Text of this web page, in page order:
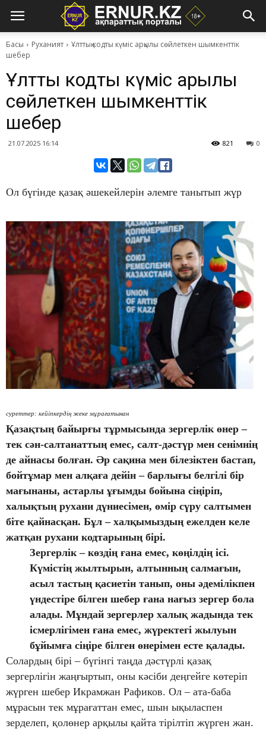
Басы Руханият
​Ұлттық кодты күміс арқылы сөйлеткен шымкенттік
шебер
​Ұлттық кодты күміс арқылы
сөйлеткен шымкенттік
шебер
21.07.2025 16:14 0
821
Ол бүгінде қазақ әшекейлерін әлемге танытып жүр
суреттер: кейіпкердің жеке мұрағатынан
Қазақтың байырғы тұрмысында зергерлік өнер –
тек сән-салтанаттың емес, салт-дәстүр мен сенімнің
де айнасы болған. Әр сақина мен білезіктен бастап,
бойтұмар мен алқаға дейін – барлығы белгілі бір
мағынаны, астарлы ұғымды бойына сіңіріп,
халықтың рухани дүниесімен, өмір сүру салтымен
біте қайнасқан. Бұл – халқымыздың ежелден келе
жатқан рухани кодтарының бірі.
Зергерлік – көздің ғана емес, көңілдің ісі.
Күмістің жылтырын, алтынның салмағын,
асыл тастың қасиетін танып, оны әдемілікпен
үндестіре білген шебер ғана нағыз зергер бола
алады. Мұндай зергерлер халық жадында тек
ісмерлігімен ғана емес, жүректегі жылуын
бұйымға сіңіре білген өнерімен есте қалады.
Солардың бірі – бүгінгі таңда дәстүрлі қазақ
зергерлігін жаңғыртып, оны кәсіби деңгейге көтеріп
жүрген шебер Икрамжан Рафиков. Ол – ата-баба
мұрасын тек мұрағаттан емес, шын ықыласпен
зерделеп, қолөнер арқылы қайта тірілтіп жүрген жан.